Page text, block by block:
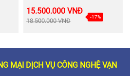
15.500.000 VNĐ
18.500.000 VNĐ
-17%
MẠI DỊCH VỤ CÔNG NGHỆ VẠN